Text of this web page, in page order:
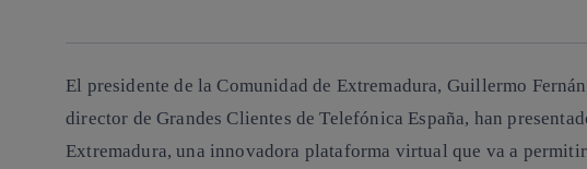
El presidente de la Comunidad de Extremadura, Guillermo
director de Grandes Clientes de Telefónica España, han
Extremadura, una innovadora plataforma virtual que va a